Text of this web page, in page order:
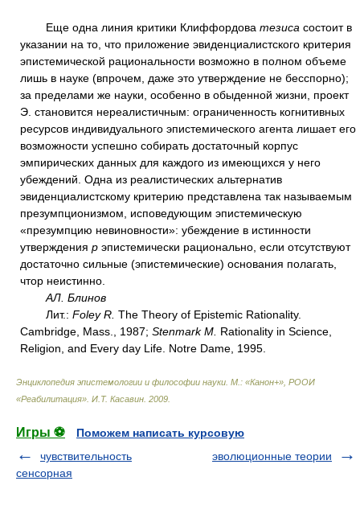
Еще одна линия критики Клиффордова тезиса состоит в
указании на то, что приложение эвиденциалистского критерия
эпистемической рациональности возможно в полном объеме
лишь в науке (впрочем, даже это утверждение не бесспорно);
за пределами же науки, особенно в обыденной жизни, проект
Э. становится нереалистичным: ограниченность когнитивных
ресурсов индивидуального эпистемического агента лишает его
возможности успешно собирать достаточный корпус
эмпирических данных для каждого из имеющихся у него
убеждений. Одна из реалистических альтернатив
эвиденциалистскому критерию представлена так называемым
презумпционизмом, исповедующим эпистемическую
«презумпцию невиновности»: убеждение в истинности
утверждения р эпистемически рационально, если отсутствуют
достаточно сильные (эпистемические) основания полагать,
чтор неистинно.
АЛ. Блинов
Лит.: Foley R. The Theory of Epistemic Rationality.
Cambridge, Mass., 1987; Stenmark M. Rationality in Science,
Religion, and Every day Life. Notre Dame, 1995.
Энциклопедия эпистемологии и философии науки. М.: «Канон+», РООИ
«Реабилитация» И.Т. Касавин 2009
Игры ⚽
Поможем написать курсовую
чувствительность
сенсорная
эволюционные теории